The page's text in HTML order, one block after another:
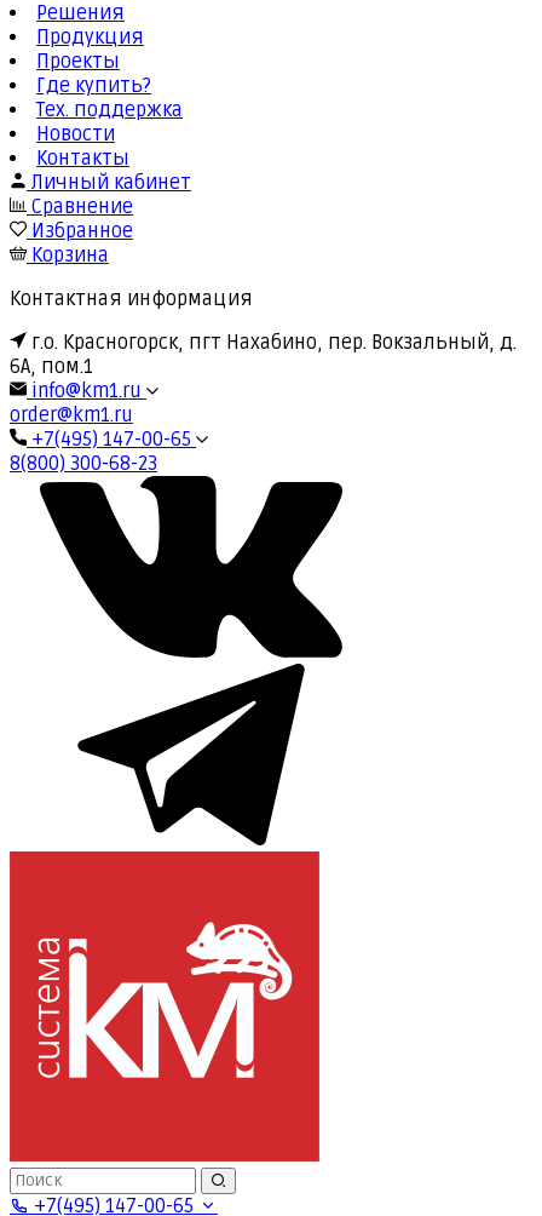
Решения
Продукция
Проекты
Где купить?
Тех. поддержка
Новости
Контакты
Личный кабинет
Сравнение
Избранное
Корзина
Контактная информация
г.о. Красногорск, пгт Нахабино, пер. Вокзальный, д.
6А, пом.1
info@km1.ru
order@km1.ru
+7(495) 147-00-65
8(800) 300-68-23
+7(495) 147-00-65